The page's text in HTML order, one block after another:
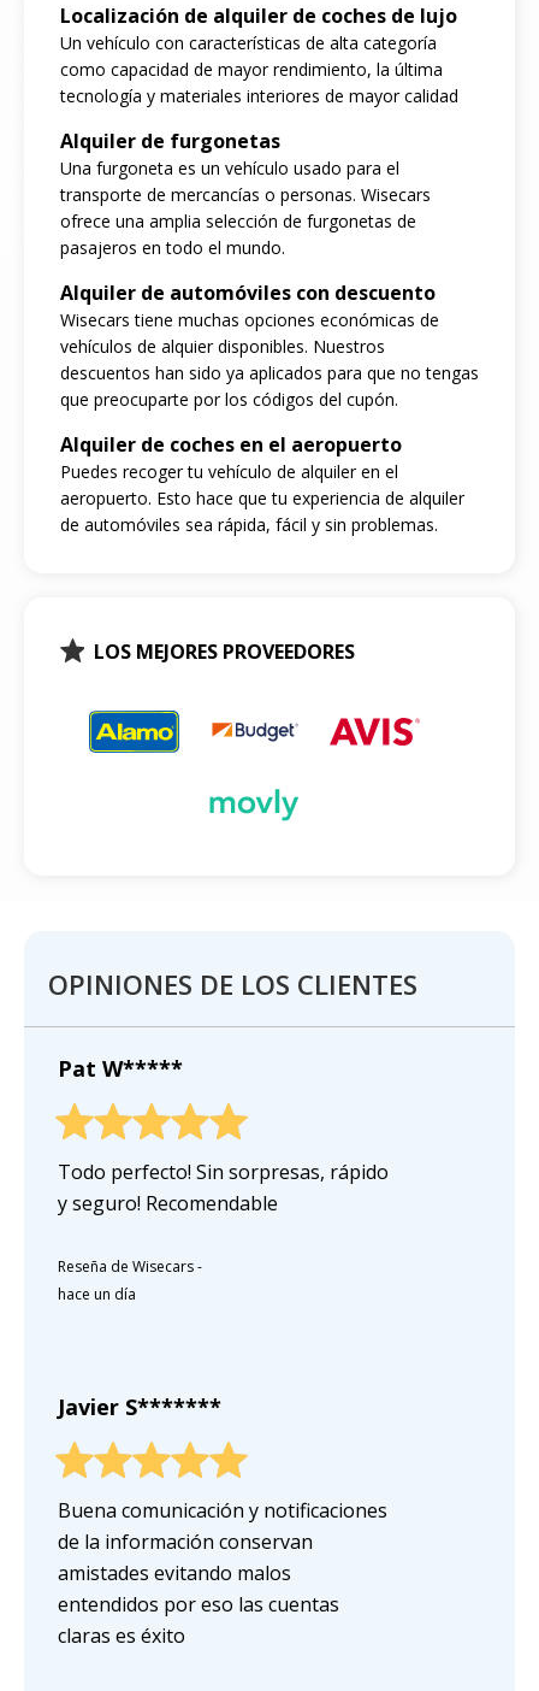
Localización de alquiler de coches de lujo
Un vehículo con características de alta categoría
como capacidad de mayor rendimiento, la última
tecnología y materiales interiores de mayor calidad
Alquiler de furgonetas
Una furgoneta es un vehículo usado para el
transporte de mercancías o personas. Wisecars
ofrece una amplia selección de furgonetas de
pasajeros en todo el mundo.
Alquiler de automóviles con descuento
Wisecars tiene muchas opciones económicas de
vehículos de alquier disponibles. Nuestros
descuentos han sido ya aplicados para que no tengas
que preocuparte por los códigos del cupón.
Alquiler de coches en el aeropuerto
Puedes recoger tu vehículo de alquiler en el
aeropuerto. Esto hace que tu experiencia de alquiler
de automóviles sea rápida, fácil y sin problemas.
LOS MEJORES PROVEEDORES
OPINIONES DE LOS CLIENTES
Pat W*****
Todo perfecto! Sin sorpresas, rápido
y seguro! Recomendable
Reseña de Wisecars-
hace un día
Javier S*******
Buena comunicación y notificaciones
de la información conservan
amistades evitando malos
entendidos por eso las cuentas
claras es éxito